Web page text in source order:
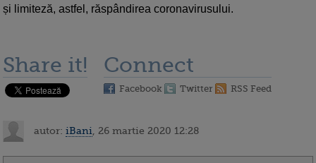
și limiteză, astfel, răspândirea coronavirusului.
Share it! Connect
Facebook Twitter RSS Feed
autor: iBani , 26 martie 2020 12:28